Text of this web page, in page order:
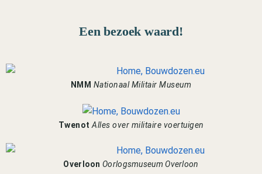
Een bezoek waard!
NMM Nationaal Militair Museum
Twenot Alles over militaire voertuigen
Overloon Oorlogsmuseum Overloon